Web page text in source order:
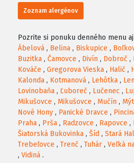
Zoznam alergénov
Pozrite si ponuku denného menu
Ábelová , Belina , Biskupice ,
Buzitka , Čamovce , Divín , Dobroč ,
Kováče , Gregorova Vieska , Halič ,
Kalonda , Kotmanová , Lehôtka ,
Lovinobaňa , Ľuboreč , Lučenec ,
Mikušovce , Mikušovce , Mučín ,
Nové Hony , Panické Dravce ,
Praha , Prša , Radzovce , Rapovce ,
Šiatorská Bukovinka , Šíd , Stará
Trebeľovce , Trenč , Tuhár , Veľká
, Vidiná .